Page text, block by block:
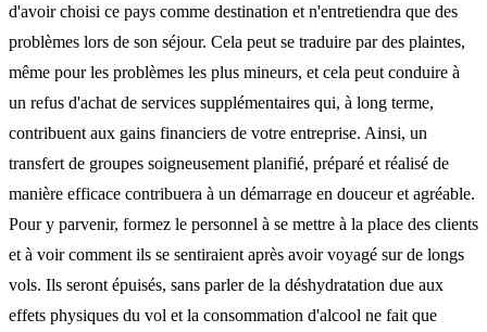
d'avoir choisi ce pays comme destination et n'entretiendra que des
problèmes lors de son séjour. Cela peut se traduire par des plaintes,
même pour les problèmes les plus mineurs, et cela peut conduire à
un refus d'achat de services supplémentaires qui, à long terme,
contribuent aux gains financiers de votre entreprise. Ainsi, un
transfert de groupes soigneusement planifié, préparé et réalisé de
manière efficace contribuera à un démarrage en douceur et agréable.
Pour y parvenir, formez le personnel à se mettre à la place des clients
et à voir comment ils se sentiraient après avoir voyagé sur de longs
vols. Ils seront épuisés, sans parler de la déshydratation due aux
effets physiques du vol et la consommation d'alcool ne fait que